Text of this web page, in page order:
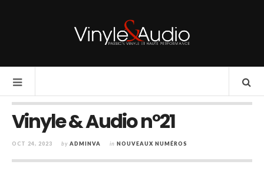
Vinyle & Audio n°21
OCT 24, 2023 by ADMINVA in NOUVEAUX NUMÉROS